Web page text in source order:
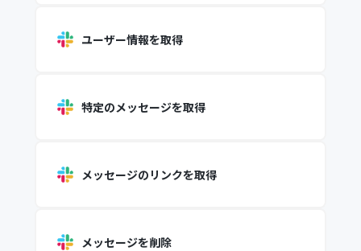
ユーザー情報を取得
特定のメッセージを取得
メッセージのリンクを取得
メッセージを削除